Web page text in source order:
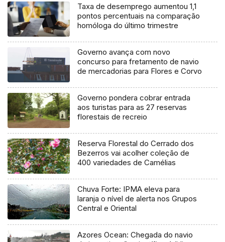
Taxa de desemprego aumentou 1,1
pontos percentuais na comparação
homóloga do último trimestre
Governo avança com novo
concurso para fretamento de navio
de mercadorias para Flores e Corvo
Governo pondera cobrar entrada
aos turistas para as 27 reservas
florestais de recreio
Reserva Florestal do Cerrado dos
Bezerros vai acolher coleção de
400 variedades de Camélias
Chuva Forte: IPMA eleva para
laranja o nível de alerta nos Grupos
Central e Oriental
Azores Ocean: Chegada do navio